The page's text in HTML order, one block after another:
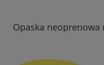
Opaska neoprenowa